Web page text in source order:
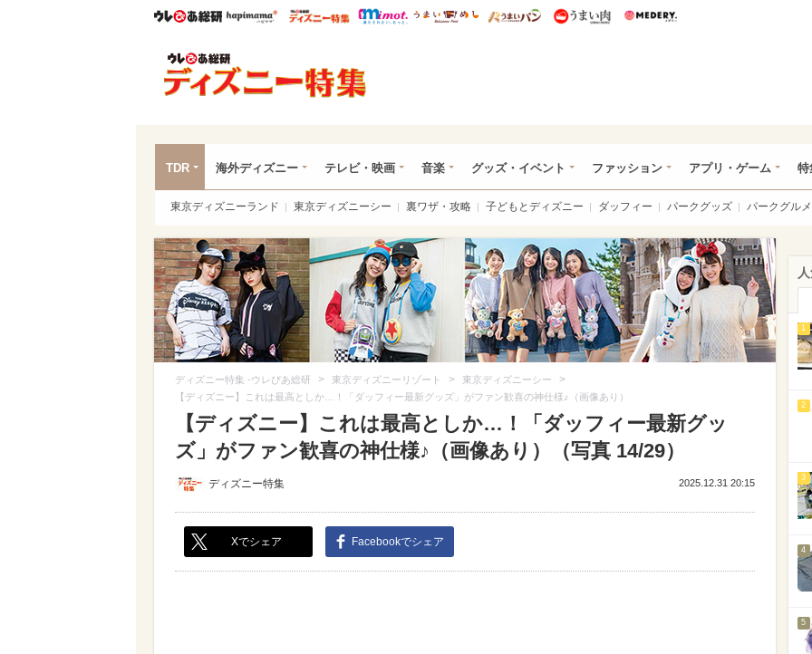
ウレぴあ総研ハピママ* ウレぴあ総研 ディズニー特集
mimot. うまいめし うまいパン うまい肉
TDR 海外ディズニー テレビ・映画 音楽 グッズ・イベント ファッション アプリ・ゲーム 特
東京ディズニーランド 東京ディズニーシー 裏ワザ・攻略 子どもとディズニー ダッフィー パークグッズ パークグルメ
ディズニー特集 -ウレぴあ総研 > 東京ディズニーリゾート > 東京ディズニーシー >
【ディズニー】これは最高としか…！「ダッフィー最新グッズ」がファン歓喜の神仕様♪（画像あり）
【ディズニー】これは最高としか…！「ダッフィー最新グッ
ズ」がファン歓喜の神仕様♪（画像あり）（写真 14/29）
ディズニー特集 2025.12.31 20:15
Xでシェア Facebookでシェア
1
2
3
4
5